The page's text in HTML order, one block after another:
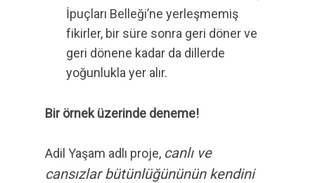
İpuçları Belleği’ne yerleşmemiş
fikirler, bir süre sonra geri döner ve
geri dönene kadar da dillerde
yoğunlukla yer alır.
Bir örnek üzerinde deneme!
Adil Yaşam adlı proje, canlı ve
cansızlar bütünlüğününün kendini